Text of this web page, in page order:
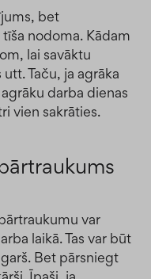
bet
nodoma. Kādam
lai savāktu
Taču, ja agrāka
darba dienas
vien sakrāties.
var
laikā. Tas var būt
Bet pārsniegt